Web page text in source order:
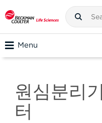
Menu
원심분리
터